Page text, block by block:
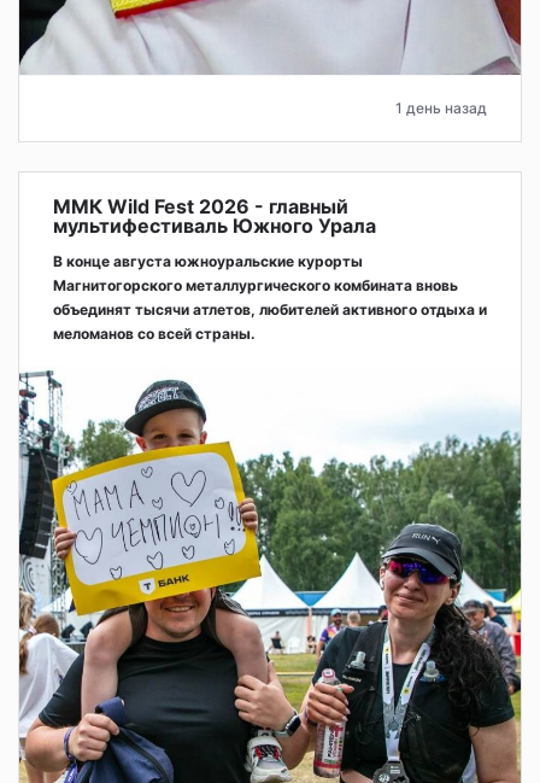
1 день назад
ММК Wild Fest 2026 - главный
мультифестиваль Южного Урала
В конце августа южноуральские курорты
Магнитогорского металлургического комбината вновь
объединят тысячи атлетов, любителей активного отдыха и
меломанов со всей страны.